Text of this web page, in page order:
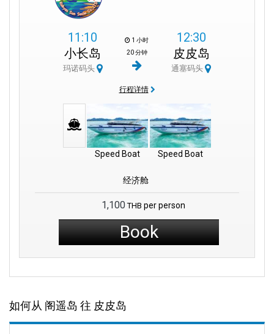
11:10
小长岛
玛诺码头
1 小时
20 分钟
12:30
皮皮岛
通塞码头
行程详情
Speed Boat Speed Boat
经济舱
1,100 THB per person
Book
如何从 阁遥岛 往 皮皮岛